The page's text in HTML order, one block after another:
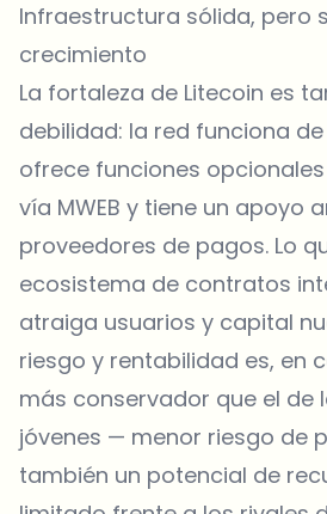
Infraestructura sólida, pero
crecimiento
La fortaleza de Litecoin es
debilidad: la red funciona
ofrece funciones
vía MWEB y tiene un apoyo
proveedores de pagos. Lo
ecosistema de contratos
atraiga usuarios y capital
riesgo y rentabilidad es, en
más conservador que el de
jóvenes — menor riesgo de
también un potencial de